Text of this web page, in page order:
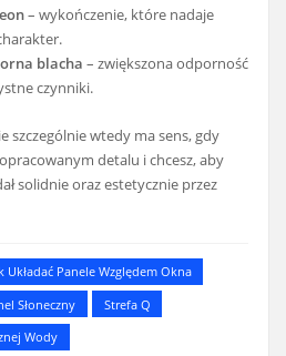
– wykończenie, które nadaje
blacha – zwiększona odporność
czynniki.
szczególnie wtedy ma sens, gdy
detalu i chcesz, aby
solidnie oraz estetycznie przez
Układać Panele Względem Okna
Słoneczny
Strefa Q
Wody